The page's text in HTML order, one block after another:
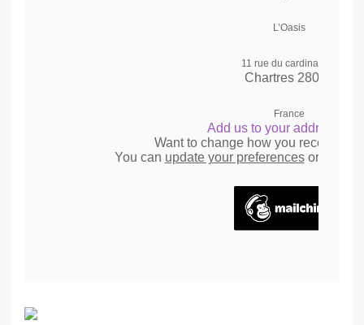
L’Oasis
11 rue du cardinal Pie
Chartres 28000
France
Add us to your address
Want to change how you receive
You can update your preferencesor